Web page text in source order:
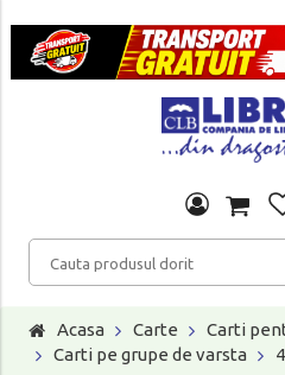
Acasa Carte
Carti
Carti pe grupe de varsta